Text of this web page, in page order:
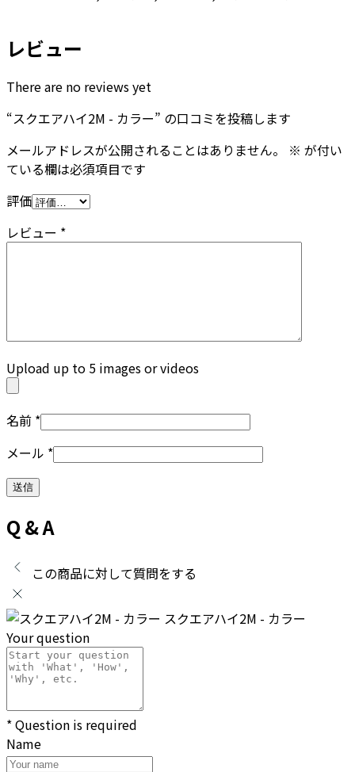
レビュー
There are no reviews yet
“スクエアハイ2M - カラー” の口コミを投稿します
メールアドレスが公開されることはありません。
※ が付い
ている欄は必須項目です
評価
レビュー *
Upload up to 5 images or videos
名前 *
メール *
Q & A
この商品に対して質問をする
スクエアハイ2M - カラー
Your question
* Question is required
Name